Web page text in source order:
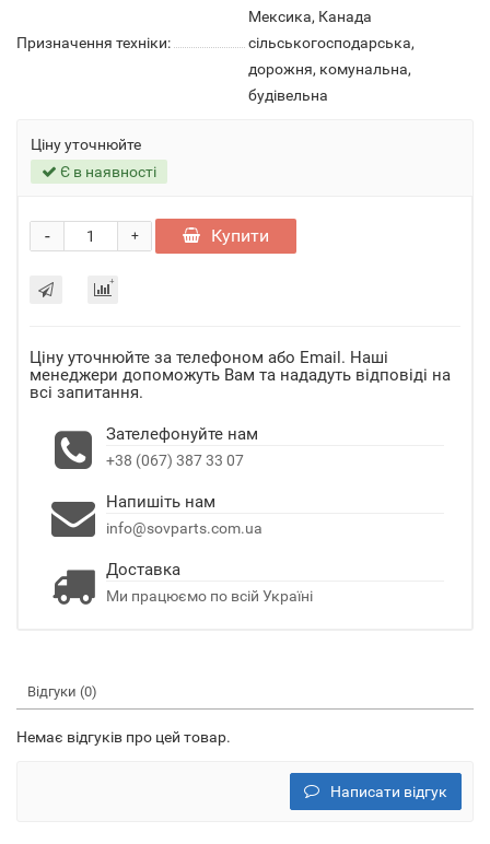
Мексика, Канада
Призначення техніки:
сільськогосподарська,
дорожня, комунальна,
будівельна
Ціну уточнюйте
Є в наявності
+
- Купити
Ціну уточнюйте за телефоном або Email. Наші
менеджери допоможуть Вам та нададуть відповіді на
всі запитання.
Зателефонуйте нам
+38 (067) 387 33 07
Напишіть нам
info@sovparts.com.ua
Доставка
Ми працюємо по всій Україні
Відгуки (0)
Немає відгуків про цей товар.
Написати відгук